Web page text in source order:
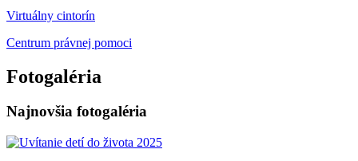
Virtuálny cintorín
Centrum právnej pomoci
Fotogaléria
Najnovšia fotogaléria